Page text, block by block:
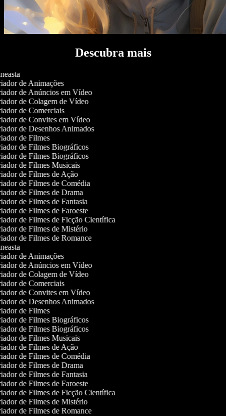
Descubra mais
de Animações
de Anúncios em Vídeo
de Colagem de Vídeo
de Comerciais
de Convites em Vídeo
de Desenhos Animados
de Filmes
de Filmes Biográficos
de Filmes Biográficos
de Filmes Musicais
de Filmes de Ação
de Filmes de Comédia
de Filmes de Drama
de Filmes de Fantasia
de Filmes de Faroeste
de Filmes de Ficção Científica
de Filmes de Mistério
de Filmes de Romance
de Animações
de Anúncios em Vídeo
de Colagem de Vídeo
de Comerciais
de Convites em Vídeo
de Desenhos Animados
de Filmes
de Filmes Biográficos
de Filmes Biográficos
de Filmes Musicais
de Filmes de Ação
de Filmes de Comédia
de Filmes de Drama
de Filmes de Fantasia
de Filmes de Faroeste
de Filmes de Ficção Científica
de Filmes de Mistério
de Filmes de Romance